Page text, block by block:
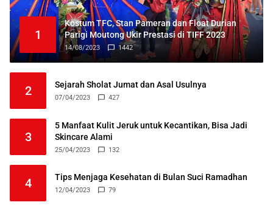
1
Kostum TFC, Stan Pameran dan Float Durian
Parigi Moutong Ukir Prestasi di TIFF 2023
14/08/2023 1442
2 Sejarah Sholat Jumat dan Asal Usulnya
07/04/2023 427
3
5 Manfaat Kulit Jeruk untuk Kecantikan, Bisa Jadi
Skincare Alami
25/04/2023 132
4 Tips Menjaga Kesehatan di Bulan Suci Ramadhan
12/04/2023 79